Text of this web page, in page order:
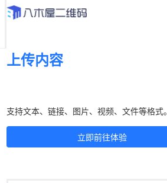
上传内容
立刻生成二维码！
支持文本、链接、图片、视频、文件等格式。
立即前往体验